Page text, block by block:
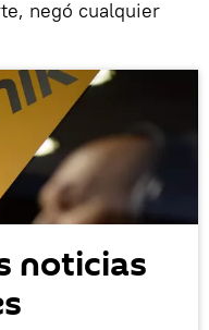
negó cualquier
noticias